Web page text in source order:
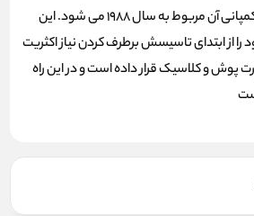
ظهور برند لاکسمی و کمپانی آن مربوط به سال 1988 می شود. این
از ابتدای تاسیسش برطرف کردن نیاز اکثریت
پوش و کلاسیک قرار داده است و در این راه